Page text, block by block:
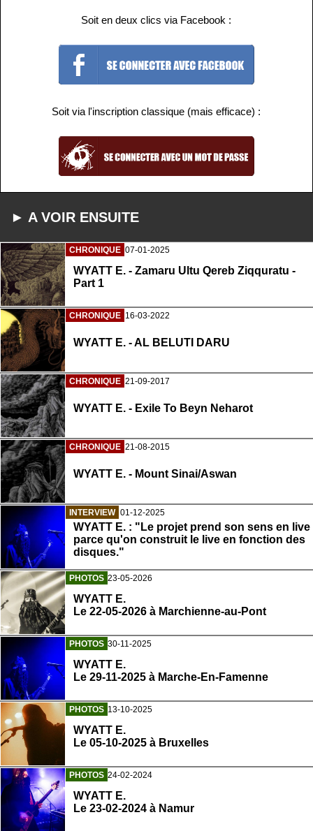
Soit en deux clics via Facebook :
Soit via l'inscription classique (mais efficace) :
► A VOIR ENSUITE
CHRONIQUE 07-01-2025
WYATT E. - Zamaru Ultu Qereb Ziqquratu -
Part 1
CHRONIQUE 16-03-2022
WYATT E. - AL BELUTI DARU
CHRONIQUE 21-09-2017
WYATT E. - Exile To Beyn Neharot
CHRONIQUE 21-08-2015
WYATT E. - Mount Sinai/Aswan
INTERVIEW 01-12-2025
WYATT E. : "Le projet prend son sens en live
parce qu'on construit le live en fonction des
disques."
PHOTOS 23-05-2026
WYATT E.
Le 22-05-2026 à Marchienne-au-Pont
PHOTOS 30-11-2025
WYATT E.
Le 29-11-2025 à Marche-En-Famenne
PHOTOS 13-10-2025
WYATT E.
Le 05-10-2025 à Bruxelles
PHOTOS 24-02-2024
WYATT E.
Le 23-02-2024 à Namur